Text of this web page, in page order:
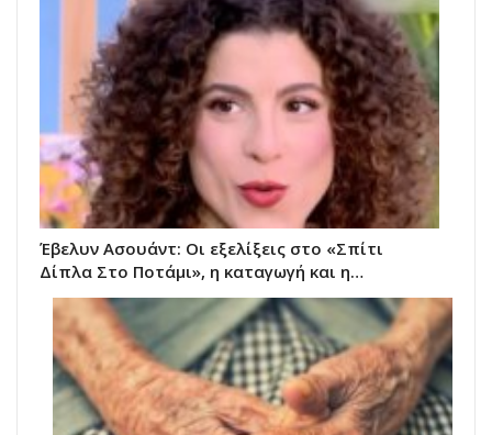
Έβελυν Ασουάντ: Οι εξελίξεις στο «Σπίτι
Δίπλα Στο Ποτάμι», η καταγωγή και η…